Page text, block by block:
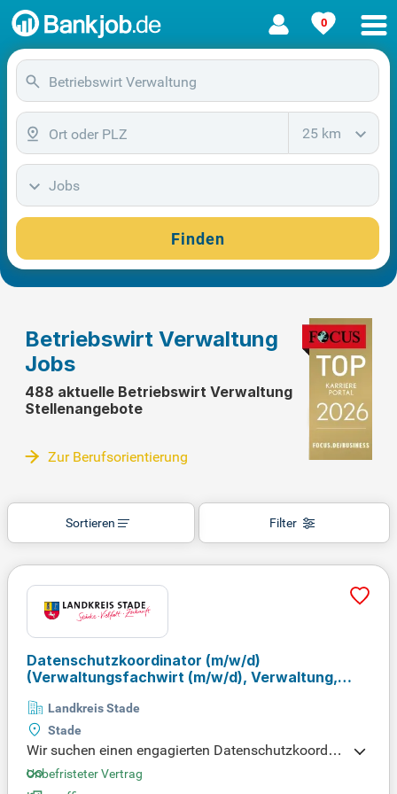
0
25 km
Jobs
Finden
Betriebswirt Verwaltung
Jobs
488 aktuelle Betriebswirt Verwaltung
Stellenangebote
Zur Berufsorientierung
Filter
Sortieren
Datenschutzkoordinator (m/w/d)
(Verwaltungsfachwirt (m/w/d), Verwaltung,
Verwaltungsbetriebswirtschaft)
Landkreis Stade
Stade
Wir suchen einen engagierten Datenschutzkoordin
ator (m/w/d) zur Verstärkung unserer Verwaltung. I
n Teilzeit (19,5 Wochenstunden) und unbefristet üb
Unbefristeter Vertrag